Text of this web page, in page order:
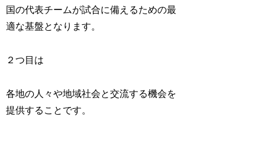
国の代表チームが試合に備えるための最
適な基盤となります。
２つ目は
各地の人々や地域社会と交流する機会を
提供することです。